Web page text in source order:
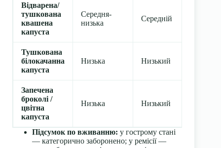
Відварена/
тушкована
квашена
капуста
Середня-
низька
Середній
Тушкована
білокачанна
капуста
Низька Низький
Запечена
броколі /
цвітна
капуста
Низька Низький
Підсумок по вживанню: у гострому стані
— категорично заборонено; у ремісії —